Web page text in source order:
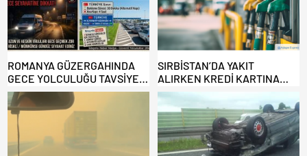
ROMANYA GÜZERGAHINDA
GECE YOLCULUĞU TAVSİYE
EDİLMİYOR: ALTERNATİF
KAPILAR ZAMAN
KAZANDIRIYOR!
SIRBİSTAN’DA YAKIT
ALIRKEN KREDİ KARTINA
DİKKAT: MAĞDUR OLMAYIN!